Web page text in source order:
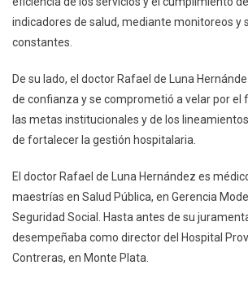
indicadores de salud, mediante monitoreos y
constantes.
De su lado, el doctor Rafael de Luna
de confianza y se comprometió a velar por el
las metas institucionales y de los
de fortalecer la gestión hospitalaria.
El doctor Rafael de Luna Hernández es
maestrías en Salud Pública, en Gerencia
Seguridad Social. Hasta antes de su
desempeñaba como director del Hospital
Contreras, en Monte Plata.